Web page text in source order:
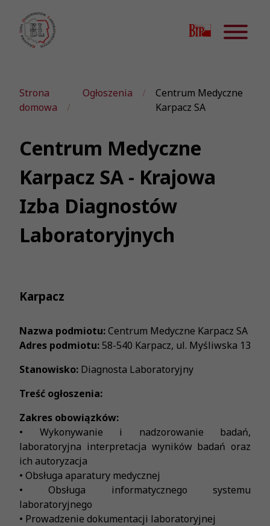
Strona
domowa
Ogłoszenia
Centrum Medyczne
Karpacz SA
Centrum Medyczne
Karpacz SA - Krajowa
Izba Diagnostów
Laboratoryjnych
Karpacz
Nazwa podmiotu:Centrum Medyczne Karpacz SA
Adres podmiotu:58-540 Karpacz, ul. Myśliwska 13
Stanowisko: Diagnosta Laboratoryjny
Treść ogłoszenia:
Zakres obowiązków:
• Wykonywanie i nadzorowanie badań,
laboratoryjna interpretacja wyników badań oraz
ich autoryzacja
• Obsługa aparatury medycznej
• Obsługa informatycznego systemu
laboratoryjnego
• Prowadzenie dokumentacji laboratoryjnej